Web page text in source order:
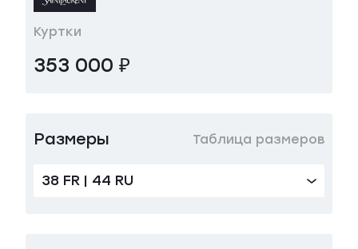
Куртки
353 000 ₽
Размеры Таблица размеров
38 FR | 44 RU